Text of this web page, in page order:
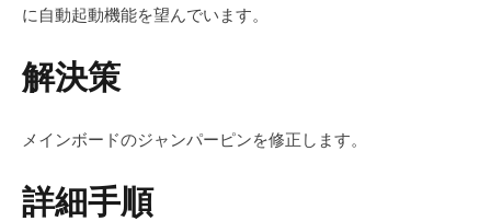
に自動起動機能を望んでいます。
解決策
メインボードのジャンパーピンを修正します。
詳細手順